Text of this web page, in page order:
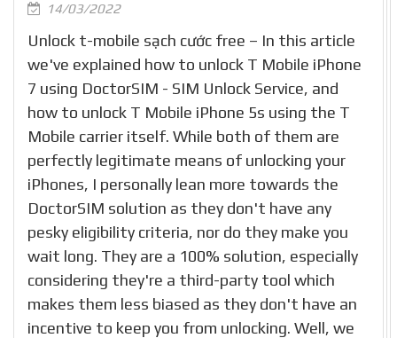
14/03/2022
Unlock t-mobile sạch cước free – In this article
we've explained how to unlock T Mobile iPhone
7 using DoctorSIM - SIM Unlock Service, and
how to unlock T Mobile iPhone 5s using the T
Mobile carrier itself. While both of them are
perfectly legitimate means of unlocking your
iPhones, I personally lean more towards the
DoctorSIM solution as they don't have any
pesky eligibility criteria, nor do they make you
wait long. They are a 100% solution, especially
considering they're a third-party tool which
makes them less biased as they don't have an
incentive to keep you from unlocking. Well, we